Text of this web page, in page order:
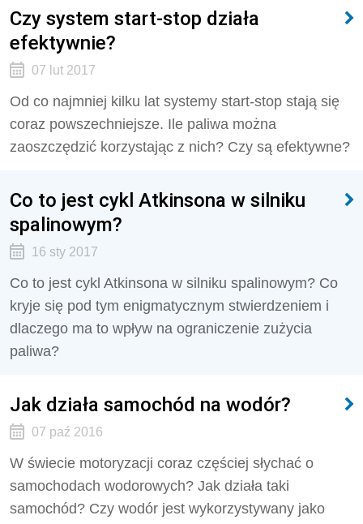
Czy system start-stop działa
efektywnie?
07 lut 2017
Od co najmniej kilku lat systemy start-stop stają się
coraz powszechniejsze. Ile paliwa można
zaoszczędzić korzystając z nich? Czy są efektywne?
Co to jest cykl Atkinsona w silniku
spalinowym?
16 sty 2017
Co to jest cykl Atkinsona w silniku spalinowym? Co
kryje się pod tym enigmatycznym stwierdzeniem i
dlaczego ma to wpływ na ograniczenie zużycia
paliwa?
Jak działa samochód na wodór?
07 paź 2016
W świecie motoryzacji coraz częściej słychać o
samochodach wodorowych? Jak działa taki
samochód? Czy wodór jest wykorzystywany jako